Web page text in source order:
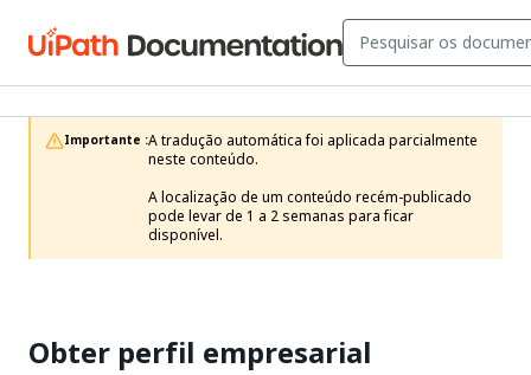
Importante :A tradução automática foi aplicada parcialmente
neste conteúdo.
A localização de um conteúdo recém-publicado
pode levar de 1 a 2 semanas para ficar
disponível.
Obter perfil empresarial